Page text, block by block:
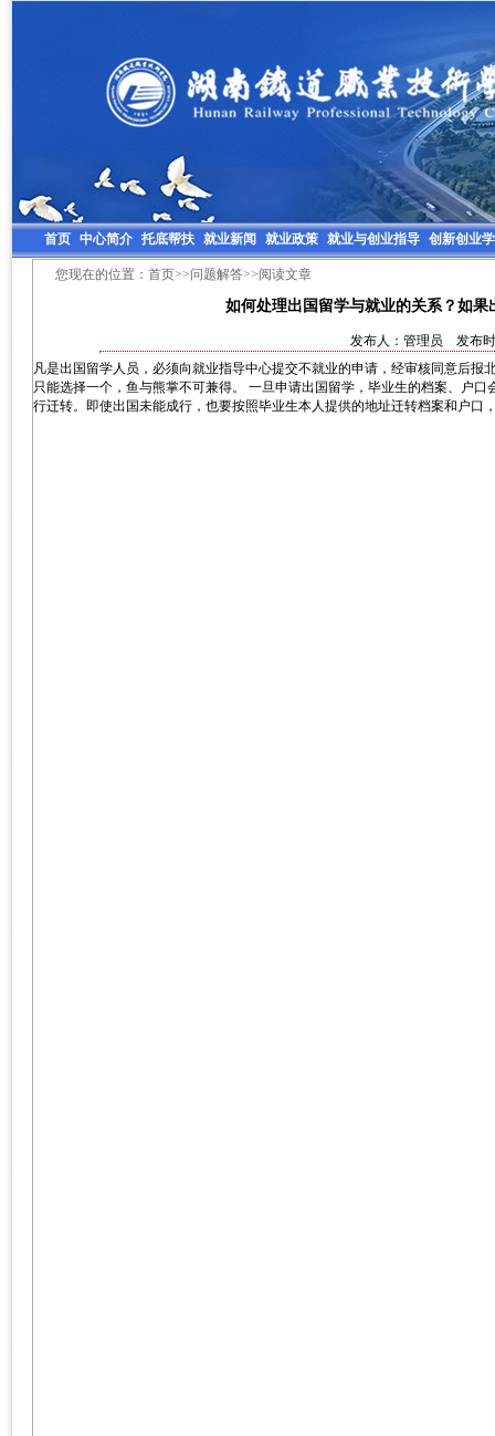
首页 中心简介 托底帮扶 就业新闻 就业政策 就业与创业指导 创新创业
您现在的位置：首页>>问题解答>>阅读文章
如何处理出国留学与就业的关系？如
发布人：管理员 发布
凡是出国留学人员，必须向就业指导中心提交不就业的申请，经审核同意后
只能选择一个，鱼与熊掌不可兼得。 一旦申请出国留学，毕业生的档案、户
行迁转。即使出国未能成行，也要按照毕业生本人提供的地址迁转档案和户口